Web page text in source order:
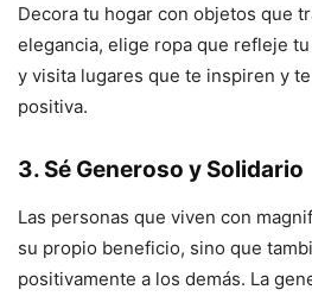
Decora tu hogar con objetos que
elegancia, elige ropa que refleje
y visita lugares que te inspiren y
positiva.
3. Sé Generoso y Solidario
Las personas que viven con
su propio beneficio, sino que
positivamente a los demás. La